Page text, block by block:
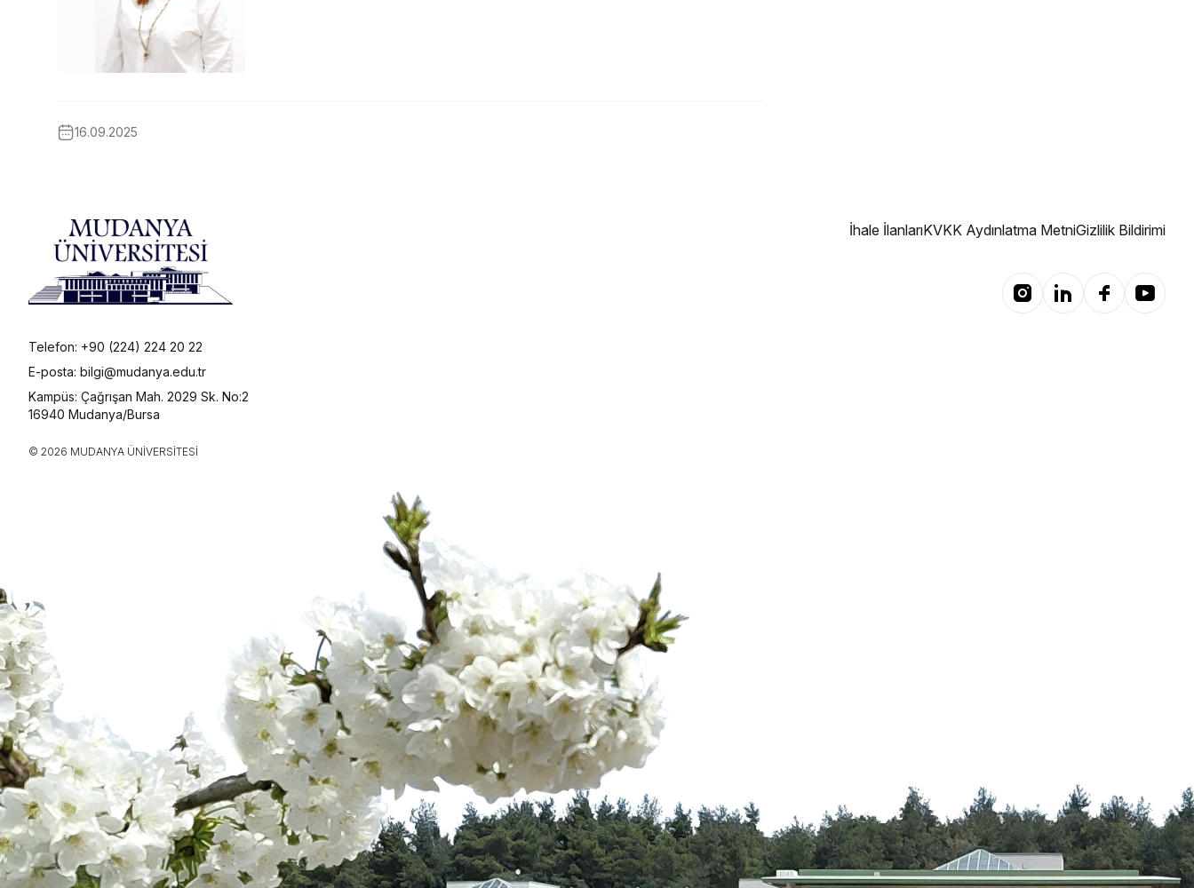
16.09.2025
Telefon: +90 (224) 224 20 22
E-posta: bilgi@mudanya.edu.tr
Kampüs: Çağrışan Mah. 2029 Sk. No:2
16940 Mudanya/Bursa
© 2026 MUDANYA ÜNIVERSITESI
İhale İlanlarıKVKK Aydınlatma MetniGizlilik Bildirimi